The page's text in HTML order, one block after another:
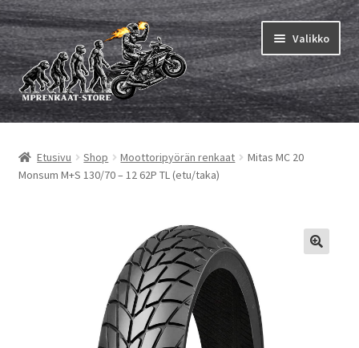
Siirry
navigointiin
Siirry
sisältöön
Valikko
MP renkaat
Sisärenkaat ja nauhat
tason
Etusivu Shop Moottoripyörän renkaat
Mitas MC 20
Monsum M+S 130/70 – 12 62P TL (etu/taka)